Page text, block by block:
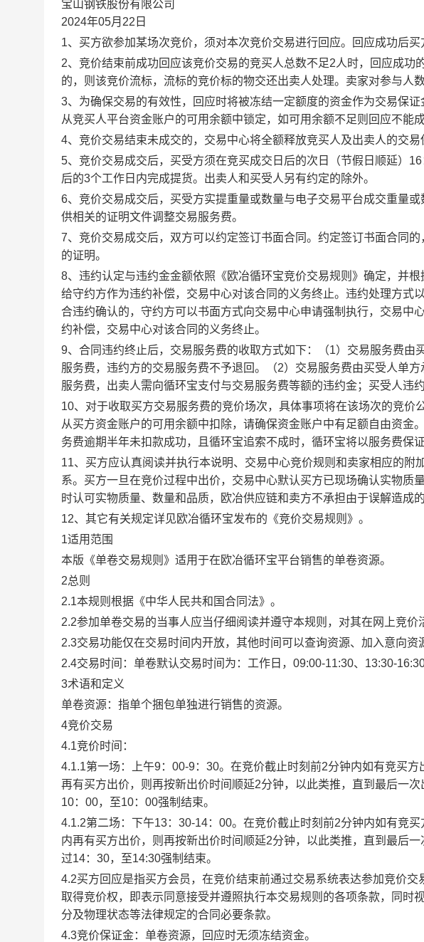
宝山钢铁股份有限公司
2024年05月22日
1、买方欲参加某场次竞价，须对本次竞价交易进行回应。回应成功后买
2、竞价结束前成功回应该竞价交易的竞买人总数不足2人时，回应成功
的，则该竞价流标，流标的竞价标的物交还出卖人处理。卖家对参与人
3、为确保交易的有效性，回应时将被冻结一定额度的资金作为交易保
从竞买人平台资金账户的可用余额中锁定，如可用余额不足则回应不能成
4、竞价交易结束未成交的，交易中心将全额释放竞买人及出卖人的交易
5、竞价交易成交后，买受方须在竞买成交日后的次日（节假日顺延）
后的3个工作日内完成提货。出卖人和买受人另有约定的除外。
6、竞价交易成交后，买受方实提重量或数量与电子交易平台成交重量
供相关的证明文件调整交易服务费。
7、竞价交易成交后，双方可以约定签订书面合同。约定签订书面合同
的证明。
8、违约认定与违约金金额依照《欧冶循环宝竞价交易规则》确定，并
给守约方作为违约补偿，交易中心对该合同的义务终止。违约处理方式
合违约确认的，守约方可以书面方式向交易中心申请强制执行，交易中
约补偿，交易中心对该合同的义务终止。
9、合同违约终止后，交易服务费的收取方式如下：（1）交易服务费由
服务费，违约方的交易服务费不予退回。（2）交易服务费由买受人单
服务费，出卖人需向循环宝支付与交易服务费等额的违约金；买受人违
10、对于收取买方交易服务费的竞价场次，具体事项将在该场次的竞价
从买方资金账户的可用余额中扣除，请确保资金账户中有足额自由资金
务费逾期半年未扣款成功，且循环宝追索不成时，循环宝将以服务费保证
11、买方应认真阅读并执行本说明、交易中心竞价规则和卖家相应的附
系。买方一旦在竞价过程中出价，交易中心默认买方已现场确认实物质
时认可实物质量、数量和品质，欧冶供应链和卖方不承担由于误解造成的
12、其它有关规定详见欧冶循环宝发布的《竞价交易规则》。
1适用范围
本版《单卷交易规则》适用于在欧冶循环宝平台销售的单卷资源。
2总则
2.1本规则根据《中华人民共和国合同法》。
2.2参加单卷交易的当事人应当仔细阅读并遵守本规则，对其在网上竞价
2.3交易功能仅在交易时间内开放，其他时间可以查询资源、加入意向资
2.4交易时间：单卷默认交易时间为：工作日，09:00-11:30、13:30-
3术语和定义
单卷资源：指单个捆包单独进行销售的资源。
4竞价交易
4.1竞价时间：
4.1.1第一场：上午9：00-9：30。在竞价截止时刻前2分钟内如有竞买
再有买方出价，则再按新出价时间顺延2分钟，以此类推，直到最后一
10：00，至10：00强制结束。
4.1.2第二场：下午13：30-14：00。在竞价截止时刻前2分钟内如有竞
内再有买方出价，则再按新出价时间顺延2分钟，以此类推，直到最后
过14：30，至14:30强制结束。
4.2买方回应是指买方会员，在竞价结束前通过交易系统表达参加竞价
取得竞价权，即表示同意接受并遵照执行本交易规则的各项条款，同时
分及物理状态等法律规定的合同必要条款。
4.3竞价保证金：单卷资源，回应时无须冻结资金。